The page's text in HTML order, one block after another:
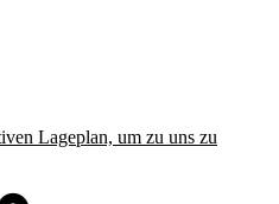
La­ge­plan, um zu uns zu